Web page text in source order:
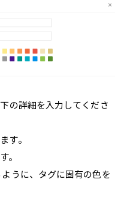
の詳細を入力してくださ
す。
。
うに、タグに固有の色を